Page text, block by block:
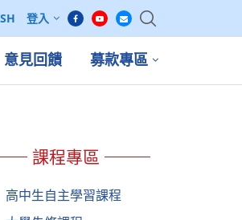
登入
意見回饋 募款專區
課程專區
高中生自主學習課程